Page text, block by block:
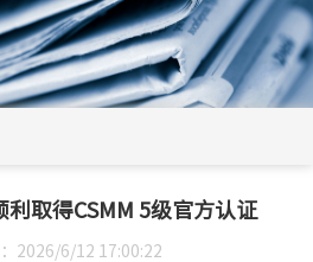
利取得CSMM 5级官方认证
2026/6/12 17:00:22